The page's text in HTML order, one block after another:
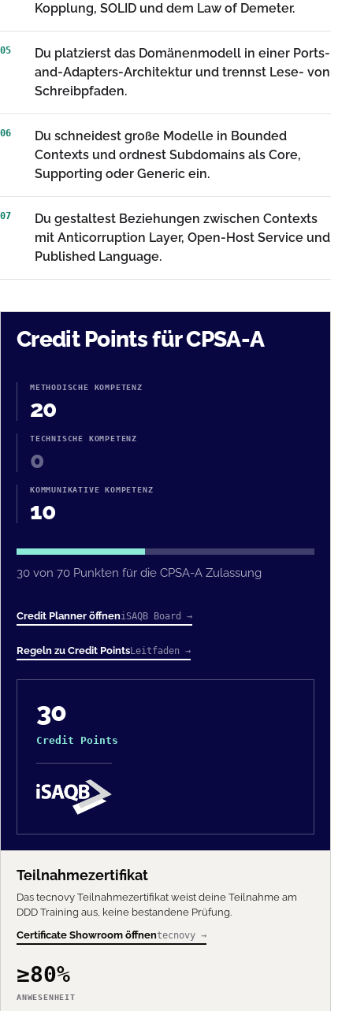
Kopplung, SOLID und dem Law of Demeter.
05
Du platzierst das Domänenmodell in einer Ports-
and-Adapters-Architektur und trennst Lese- von
Schreibpfaden.
06
Du schneidest große Modelle in Bounded
Contexts und ordnest Subdomains als Core,
Supporting oder Generic ein.
07
Du gestaltest Beziehungen zwischen Contexts
mit Anticorruption Layer, Open-Host Service und
Published Language.
Credit Points für CPSA-A
METHODISCHE KOMPETENZ
20
TECHNISCHE KOMPETENZ
0
KOMMUNIKATIVE KOMPETENZ
10
30 von 70 Punkten für die CPSA-A Zulassung
Credit Planner öffneniSAQB Board →
Regeln zu Credit PointsLeitfaden →
30
Credit Points
Teilnahmezertifikat
Das tecnovy Teilnahmezertifikat weist deine Teilnahme am
DDD Training aus, keine bestandene Prüfung.
Certificate Showroom öffnentecnovy →
≥80%
ANWESENHEIT